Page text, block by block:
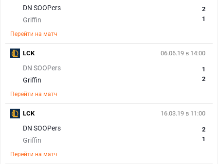
DN SOOPers
Griffin
2
1
Перейти на матч
06.06.19 в 14:00
DN SOOPers
Griffin
1
2
Перейти на матч
LCK
16.03.19 в 11:00
DN SOOPers
Griffin
2
1
Перейти на матч
LCK